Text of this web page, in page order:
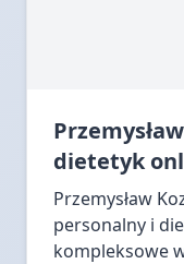
dietetyk
Przemysław
personalny i
kompleksowe